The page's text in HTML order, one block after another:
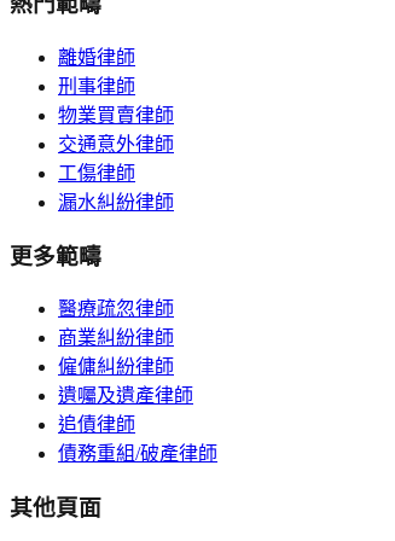
離婚律師
刑事律師
物業買賣律師
交通意外律師
工傷律師
漏水糾紛律師
更多範疇
醫療疏忽律師
商業糾紛律師
僱傭糾紛律師
遺囑及遺產律師
追債律師
債務重組/破產律師
其他頁面